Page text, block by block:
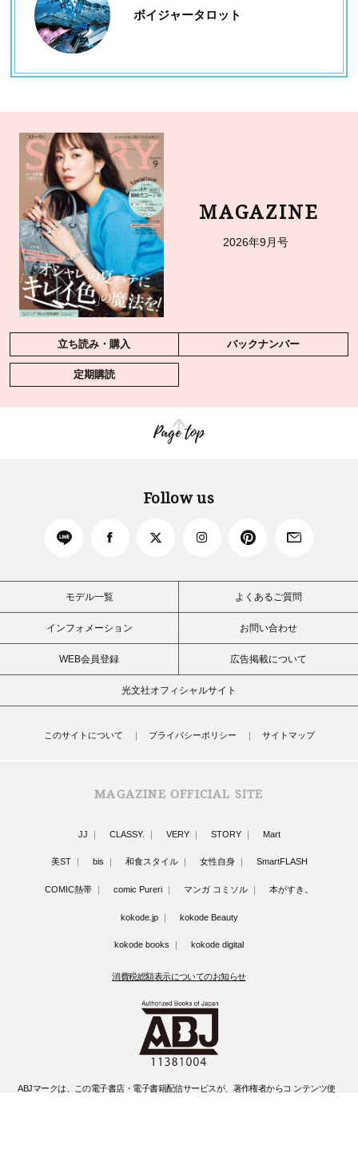
ボイジャータロット
MAGAZINE
2026年9月号
立ち読み・購入 バックナンバー
定期購読
Page top
Follow us
モデル一覧 よくあるご質問
インフォメーション お問い合わせ
WEB会員登録 広告掲載について
光文社オフィシャルサイト
このサイトについて プライバシーポリシー サイトマップ
MAGAZINE OFFICIAL SITE
JJ CLASSY. VERY STORY Mart
美ST bis 和食スタイル 女性自身 SmartFLASH
COMIC熱帯 comic Pureri マンガ コミソル 本がすき。
kokode.jp kokode Beauty
kokode books kokode digital
消費税総額表示についてのお知らせ
ABJマークは、この電子書店・電子書籍配信サービスが、著作権者からコ ンテンツ使